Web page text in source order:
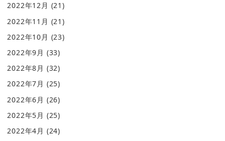
2022年12月 (21)
2022年11月 (21)
2022年10月 (23)
2022年9月 (33)
2022年8月 (32)
2022年7月 (25)
2022年6月 (26)
2022年5月 (25)
2022年4月 (24)